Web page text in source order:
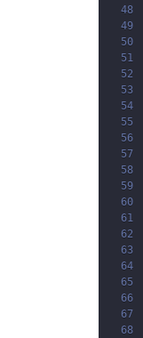
48
49
50
51
52
53
54
55
56
57
58
59
60
61
62
63
64
65
66
67
68